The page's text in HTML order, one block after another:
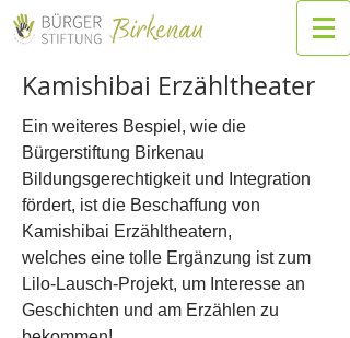
Kamishibai Erzähltheater
Ein weiteres Bespiel, wie die
Bürgerstiftung Birkenau
Bildungsgerechtigkeit und Integration
fördert, ist die Beschaffung von
Kamishibai Erzähltheatern,
welches eine tolle Ergänzung ist zum
Lilo-Lausch-Projekt, um Interesse an
Geschichten und am Erzählen zu